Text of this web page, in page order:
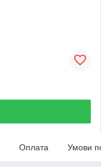
Оплата Умови